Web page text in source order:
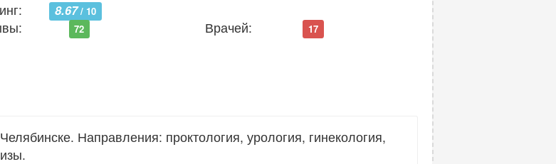
8.67/ 10
72 Врачей: 17
Направления: проктология, урология, гинекология,